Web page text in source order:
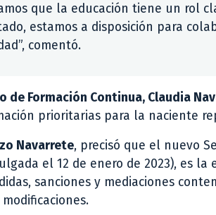
que la educación tiene un rol
estamos a disposición para
comentó.
de Formación Continua, Claudia
prioritarias para la naciente
Navarrete, precisó que el nuevo
el 12 de enero de 2023), es la
sanciones y mediaciones